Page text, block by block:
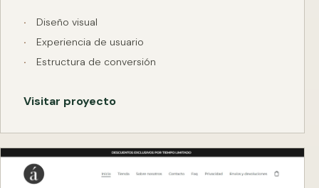
Diseño visual
Experiencia de usuario
Estructura de conversión
Visitar proyecto